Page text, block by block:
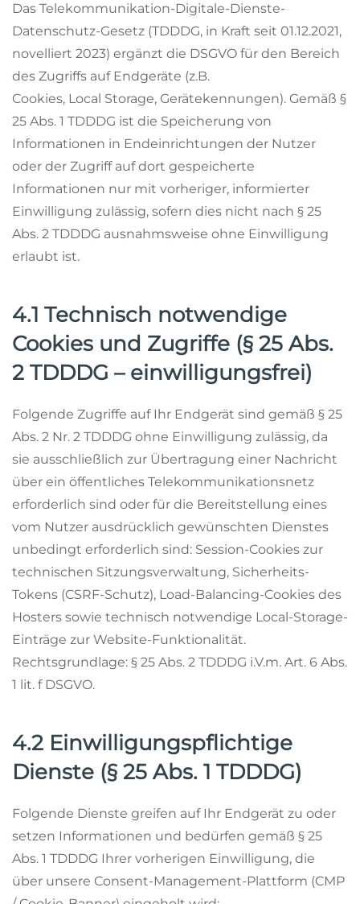
Das Telekommunikation-Digitale-Dienste-
Datenschutz-Gesetz (TDDDG, in Kraft seit 01.12.2021,
novelliert 2023) ergänzt die DSGVO für den Bereich
des Zugriffs auf Endgeräte (z.B.
Cookies, Local Storage, Gerätekennungen). Gemäß §
25 Abs. 1 TDDDG ist die Speicherung von
Informationen in Endeinrichtungen der Nutzer
oder der Zugriff auf dort gespeicherte
Informationen nur mit vorheriger, informierter
Einwilligung zulässig, sofern dies nicht nach § 25
Abs. 2 TDDDG ausnahmsweise ohne Einwilligung
erlaubt ist.
4.1 Technisch notwendige
Cookies und Zugriffe (§ 25 Abs.
2 TDDDG – einwilligungsfrei)
Folgende Zugriffe auf Ihr Endgerät sind gemäß § 25
Abs. 2 Nr. 2 TDDDG ohne Einwilligung zulässig, da
sie ausschließlich zur Übertragung einer Nachricht
über ein öffentliches Telekommunikationsnetz
erforderlich sind oder für die Bereitstellung eines
vom Nutzer ausdrücklich gewünschten Dienstes
unbedingt erforderlich sind: Session-Cookies zur
technischen Sitzungsverwaltung, Sicherheits-
Tokens (CSRF-Schutz), Load-Balancing-Cookies des
Hosters sowie technisch notwendige Local-Storage-
Einträge zur Website-Funktionalität.
Rechtsgrundlage: § 25 Abs. 2 TDDDG i.V.m. Art. 6 Abs.
1 lit. f DSGVO.
4.2 Einwilligungspflichtige
Dienste (§ 25 Abs. 1 TDDDG)
Folgende Dienste greifen auf Ihr Endgerät zu oder
setzen Informationen und bedürfen gemäß § 25
Abs. 1 TDDDG Ihrer vorherigen Einwilligung, die
über unsere Consent-Management-Plattform (CMP